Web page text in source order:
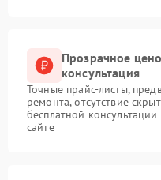
Прозрачное
консультация
Точные прайс-листы,
ремонта, отсутствие
бесплатной
сайте